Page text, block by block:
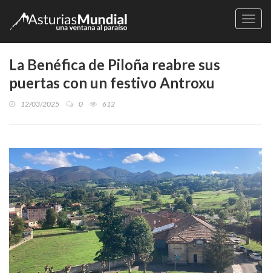
La Benéfica de Piloña reabre sus
puertas con un festivo Antroxu
12/03/2025 0 612